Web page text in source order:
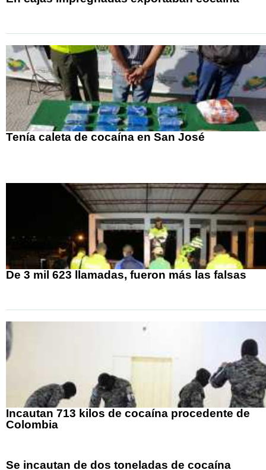
Tenía caleta de cocaína en San José
De 3 mil 623 llamadas, fueron más las falsas
Incautan 713 kilos de cocaína procedente de
Colombia
Se incautan de dos toneladas de cocaína